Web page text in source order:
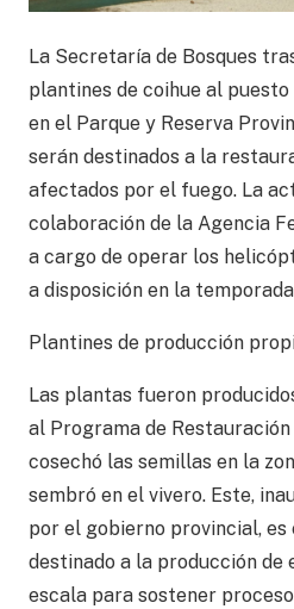
La Secretaría de Bosques
plantines de coihue al
en el Parque y Reserva
serán destinados a la
afectados por el fuego. La
colaboración de la Agencia
a cargo de operar los
a disposición en la
Plantines de producción
Las plantas fueron
al Programa de
cosechó las semillas en la
sembró en el vivero. Este,
por el gobierno provincial,
destinado a la producción de
escala para sostener